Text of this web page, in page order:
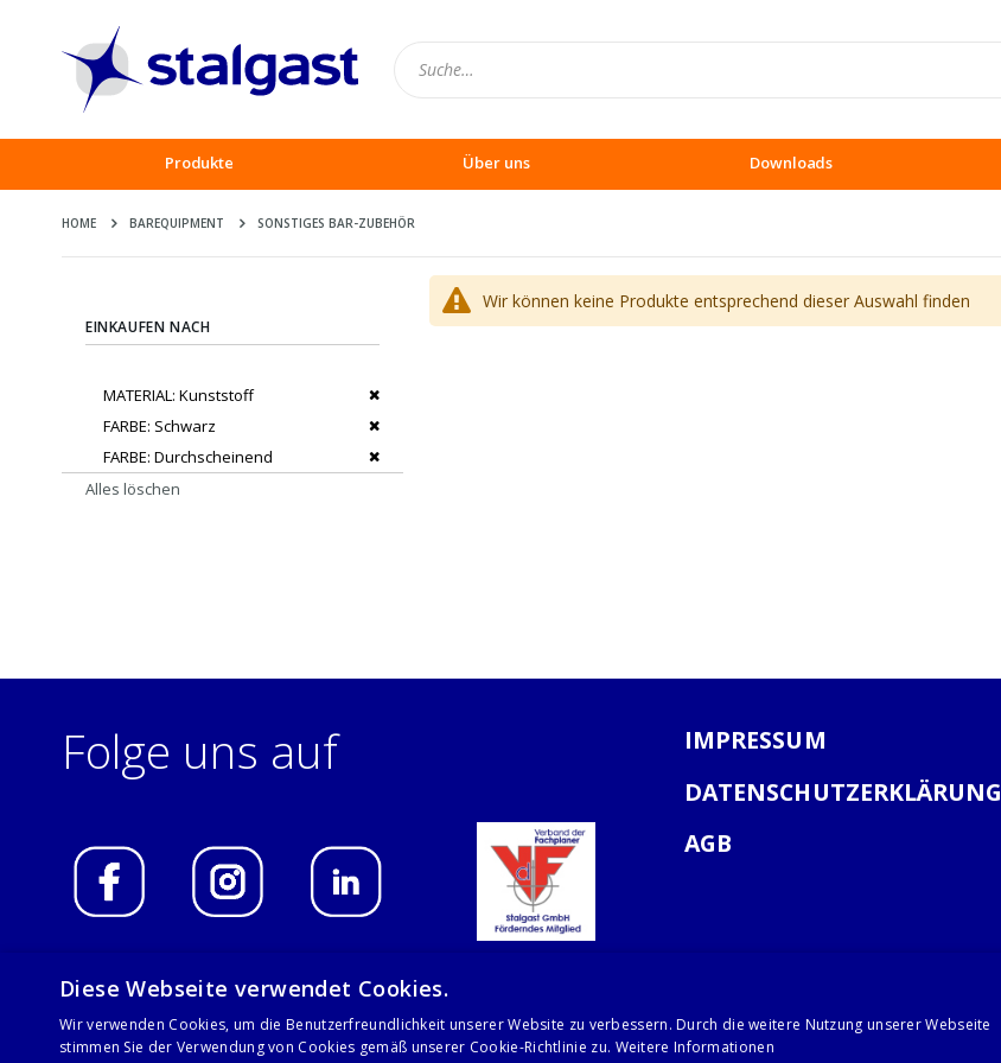
Produkte Über uns Downloads
HOME BAREQUIPMENT SONSTIGES BAR-ZUBEHÖR
Wir können keine Produkte entsprechend dieser Auswahl finden
EINKAUFEN NACH
MATERIAL Kunststoff
Dies entfernen
FARBE Schwarz
Dies entfernen
FARBE Durchscheinend
Dies entfernen
Alles löschen
Folge uns auf
IMPRESSUM
DATENSCHUTZERKLÄRUNG
AGB
© 2021 Stalgast GmbH
Diese Webseite verwendet Cookies.
Wir verwenden Cookies, um die Benutzerfreundlichkeit unserer Website zu verbessern. Durch die weitere Nutzung unserer Webseite
stimmen Sie der Verwendung von Cookies gemäß unserer Cookie-Richtlinie zu. Weitere Informationen